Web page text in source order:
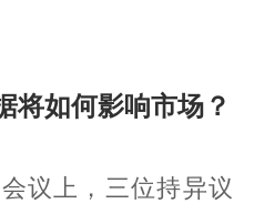
将如何影响市场？
议上，三位持异议